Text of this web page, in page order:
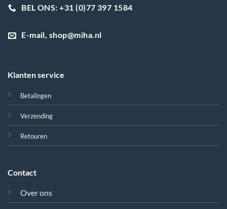
BEL ONS: +31 (0)77 397 1584
E-mail, shop@miha.nl
Klanten service
Betalingen
Verzending
Retouren
Contact
Over ons